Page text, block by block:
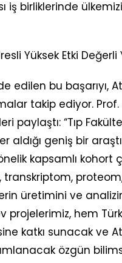
iş birliklerinde
Yüksek Etki
edilen bu başarıyı,
takip ediyor.
paylaştı: “Tıp
aldığı geniş bir
kapsamlı kohort
transkriptom,
üretimini ve
hem
katkı sunacak ve
özgün